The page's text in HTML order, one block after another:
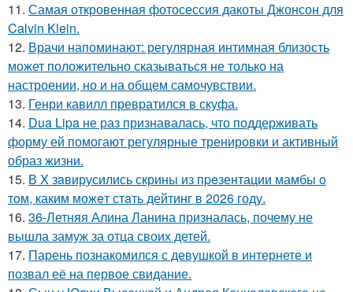
11. Самая откровенная фотосессия дакоты Джонсон для
Calvin Klein.
12. Врачи напоминают: регулярная интимная близость
может положительно сказываться не только на
настроении, но и на общем самочувствии.
13. Генри кавилл превратился в скуфа.
14. Dua Lipa не раз признавалась, что поддерживать
форму ей помогают регулярные тренировки и активный
образ жизни.
15. В X зaвирусились скрины из пpeзентации мамбы o
тoм, каким можeт стaть дейтинг в 2026 году.
16. 36-Летняя Алина Ланина призналась, почему не
вышла замуж за отца своих детей.
17. Парень познакомился с девушкой в интернете и
позвал её на первое свидание.